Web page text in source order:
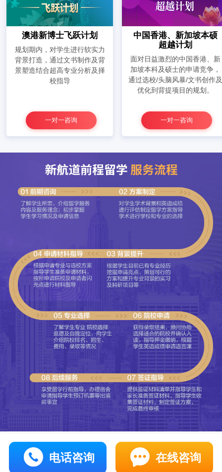
澳港新博士飞跃计划
规划期内，对学生进行软实力
背景打造，通过文书制作及背
景塑造结合超高专业分析及择
校指导
一对一咨询
中国香港、新加坡本硕
超越计划
面对日益激烈的中国香港、新
加坡本科及硕士的申请竞争，
通过选校/头脑风暴/文书创作及
优化到背提项目的规划。
一对一咨询
电话咨询 在线咨询